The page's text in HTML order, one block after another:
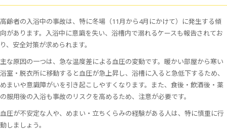
高齢者の入浴中の事故は、特に冬場（11月から4月にかけて）に発生する傾
向があります。入浴中に意識を失い、浴槽内で溺れるケースも報告されてお
り、安全対策が求められます。
主な原因の一つは、急な温度差による血圧の変動です。暖かい部屋から寒い
浴室・脱衣所に移動すると血圧が急上昇し、浴槽に入ると急低下するため、
めまいや意識障がいを引き起こしやすくなります。また、食後・飲酒後・薬
の服用後の入浴も事故のリスクを高めるため、注意が必要です。
血圧が不安定な人や、めまい・立ちくらみの経験がある人は、特に慎重に行
動しましょう。